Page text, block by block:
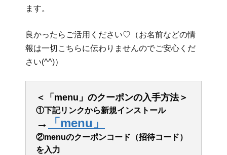
ます。
良かったらご活用ください♡（お名前などの情
報は一切こちらに伝わりませんのでご安心くだ
さい(^^)）
＜「menu」のクーポンの入手方法＞
①下記リンクから新規インストール
→ 「menu」
②menuのクーポンコード（招待コード）
を入力